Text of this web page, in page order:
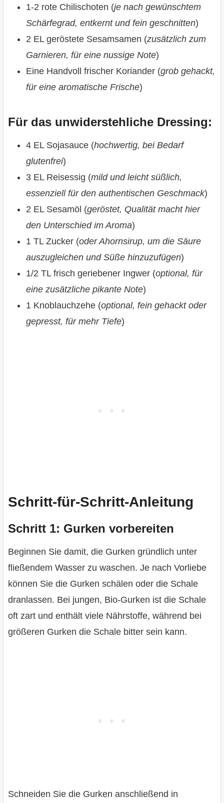
1-2 rote Chilischoten (je nach gewünschtem
Schärfegrad, entkernt und fein geschnitten)
2 EL geröstete Sesamsamen (zusätzlich zum
Garnieren, für eine nussige Note)
Eine Handvoll frischer Koriander (grob gehackt,
für eine aromatische Frische)
Für das unwiderstehliche Dressing:
4 EL Sojasauce (hochwertig, bei Bedarf
glutenfrei)
3 EL Reisessig (mild und leicht süßlich,
essenziell für den authentischen Geschmack)
2 EL Sesamöl (geröstet, Qualität macht hier
den Unterschied im Aroma)
1 TL Zucker (oder Ahornsirup, um die Säure
auszugleichen und Süße hinzuzufügen)
1/2 TL frisch geriebener Ingwer (optional, für
eine zusätzliche pikante Note)
1 Knoblauchzehe (optional, fein gehackt oder
gepresst, für mehr Tiefe)
Schritt-für-Schritt-Anleitung
Schritt 1: Gurken vorbereiten
Beginnen Sie damit, die Gurken gründlich unter
fließendem Wasser zu waschen. Je nach Vorliebe
können Sie die Gurken schälen oder die Schale
dranlassen. Bei jungen, Bio-Gurken ist die Schale
oft zart und enthält viele Nährstoffe, während bei
größeren Gurken die Schale bitter sein kann.
Schneiden Sie die Gurken anschließend in